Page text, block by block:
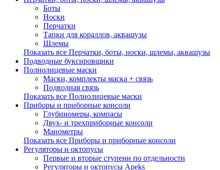
Боты
Носки
Перчатки
Тапки для кораллов, аквашузы
Шлемы
Показать все Перчатки, боты, носки, шлемы, аквашузы
Подводные буксировщики
Полнолицевые маски
Маски, комплекты маска + связь
Подводная связь
Показать все Полнолицевые маски
Приборы и приборные консоли
Глубиномеры, компасы
Двух- и трехприборные консоли
Манометры
Показать все Приборы и приборные консоли
Регуляторы и октопусы
Первые и вторые ступени по отдельности
Регуляторы и октопусы Apeks